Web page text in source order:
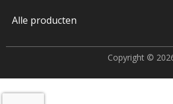
Alle producten
Copyright ©